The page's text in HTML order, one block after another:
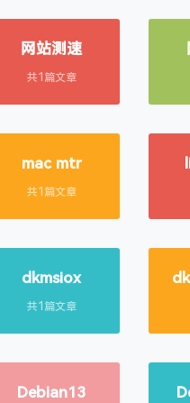
网站测速
共1篇文章
mac mtr
共1篇文章
dkmsiox
共1篇文章
Debian13